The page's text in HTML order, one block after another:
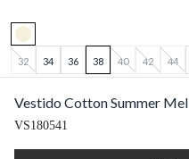
32 34 36 38 40 42 44
Vestido Cotton Summer Mel
VS180541